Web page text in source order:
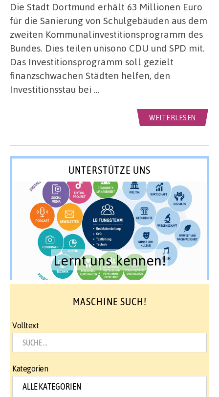
Die Stadt Dortmund erhält 63 Millionen Euro
für die Sanierung von Schulgebäuden aus dem
zweiten Kommunalinvestitionsprogramm des
Bundes. Dies teilen unisono CDU und SPD mit.
Das Investitionsprogramm soll gezielt
finanzschwachen Städten helfen, den
Investitionsstau bei …
WEITERLESEN
UNTERSTÜTZE UNS
Lernt uns kennen!
MASCHINE SUCH!
Volltext
Kategorien